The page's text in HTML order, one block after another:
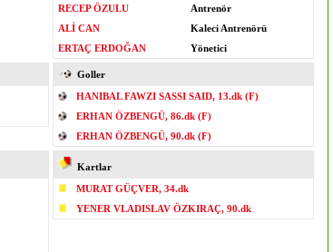
RECEP ÖZULU
Antrenör
ALİ CAN
Kaleci Antrenörü
ERTAÇ ERDOĞAN
Yönetici
Goller
HANIBAL FAWZI SASSI SAID, 13.dk (F)
ERHAN ÖZBENGÜ, 86.dk (F)
ERHAN ÖZBENGÜ, 90.dk (F)
Kartlar
MURAT GÜÇVER, 34.dk
YENER VLADISLAV ÖZKIRAÇ, 90.dk